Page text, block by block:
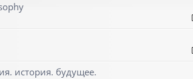
история. будущее.